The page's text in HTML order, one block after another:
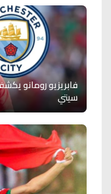
فابريزيو رومانو
سيتي